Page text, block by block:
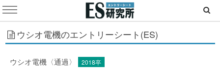
ウシオ電機のエントリーシート(ES)
ウシオ電機〈通過〉 2018卒